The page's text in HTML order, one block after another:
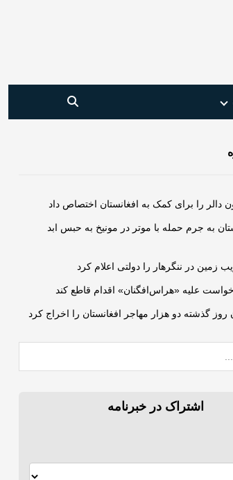
به جرم حمله‌ با موتر در مونیخ به حبس ابد
علیه «هراس‌افگنان» اقدام قاطع کند
روز گذشته دو هزار مهاجر افغانستان را اخراج کرد
اشتراک در خبرنامه